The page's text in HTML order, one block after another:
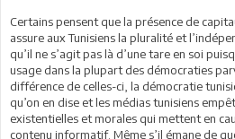
Certains pensent que la présence de
assure aux Tunisiens la pluralité et
qu’il ne s’agit pas là d’une tare en soi
usage dans la plupart des démocraties
différence de celles-ci, la démocratie
qu’on en dise et les médias tunisiens
existentielles et morales qui mettent en
contenu informatif. Même s’il émane de